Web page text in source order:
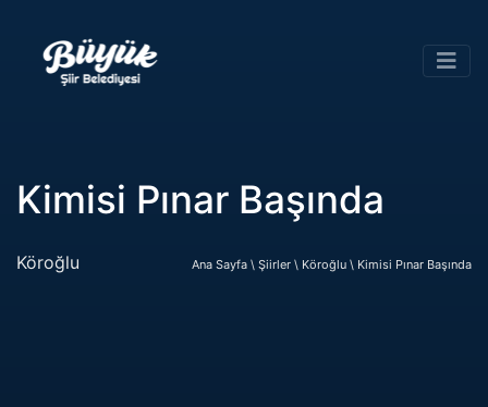
Kimisi Pınar Başında
Köroğlu Ana Sayfa \ Şiirler \ Köroğlu \ Kimisi Pınar Başında